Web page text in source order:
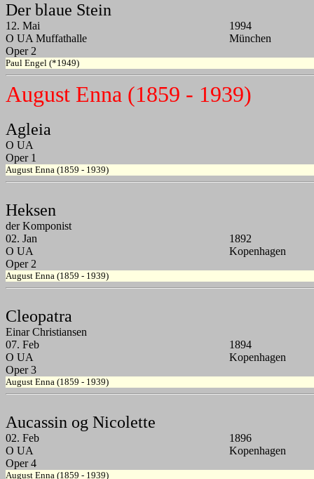
Der blaue Stein
12. Mai
1994
O UA Muffathalle
München
Oper 2
Paul Engel (*1949)
August Enna (1859 - 1939)
Agleia
O UA
Oper 1
August Enna (1859 - 1939)
Heksen
der Komponist
02. Jan
1892
O UA
Kopenhagen
Oper 2
August Enna (1859 - 1939)
Cleopatra
Einar Christiansen
07. Feb
1894
O UA
Kopenhagen
Oper 3
August Enna (1859 - 1939)
Aucassin og Nicolette
02. Feb
1896
O UA
Kopenhagen
Oper 4
August Enna (1859 - 1939)